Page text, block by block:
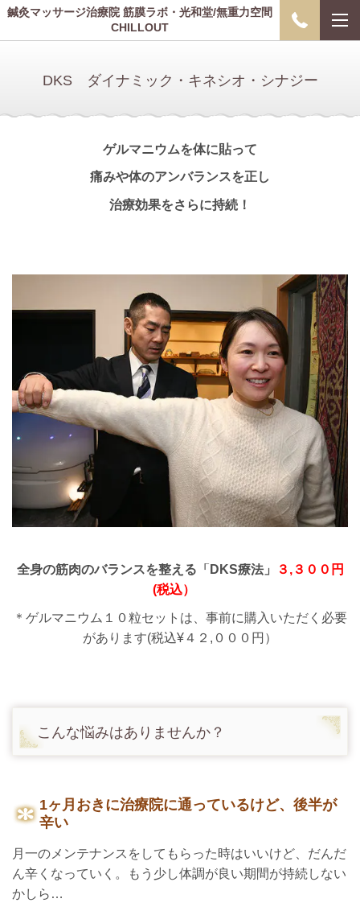
鍼灸マッサージ治療院 筋膜ラボ・光和堂/無重力空間
CHILLOUT
DKS ダイナミック・キネシオ・シナジー
ゲルマニウムを体に貼って
痛みや体のアンバランスを正し
治療効果をさらに持続！
全身の筋肉のバランスを整える「DKS療法」
３,３００円
(税込）
＊ゲルマニウム１０粒セットは、事前に購入いただく必要
があります(税込¥４２,０００円）
こんな悩みはありませんか？
1ヶ月おきに治療院に通っているけど、後半が
辛い
月一のメンテナンスをしてもらった時はいいけど、だんだ
ん辛くなっていく。もう少し体調が良い期間が持続しない
かしら…